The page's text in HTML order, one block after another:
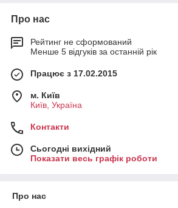
Про нас
Рейтинг не сформований
Менше 5 відгуків за останній рік
Працює з 17.02.2015
м. Київ
Київ, Україна
Контакти
Сьогодні вихідний
Показати весь графік роботи
Про нас